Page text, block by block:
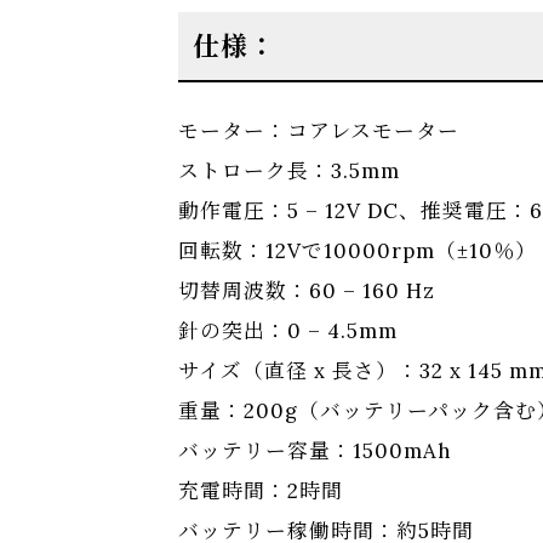
仕様：
モーター：コアレスモーター
ストローク長：3.5mm
動作電圧：5 – 12V DC、推奨電圧：
回転数：12Vで10000rpm（±10％）
切替周波数：60 – 160 Hz
針の突出：0 – 4.5mm
サイズ（直径 x 長さ）：32 x 145
重量：200g（バッテリーパック含む
バッテリー容量：1500mAh
充電時間：2時間
バッテリー稼働時間：約5時間